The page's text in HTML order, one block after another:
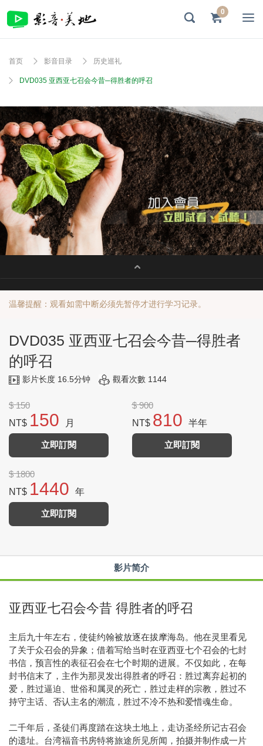
0
首页 影音目录 历史巡礼
DVD035 亚西亚七召会今昔─得胜者的呼召
温馨提醒：观看如需中断必须先暂停才进行学习记录。
DVD035 亚西亚七召会今昔─得胜者
的呼召
影片长度 16.5分钟 觀看次數 1144
$ 150
NT$ 150 月
立即訂閱
$ 900
NT$ 810 半年
立即訂閱
$ 1800
NT$ 1440 年
立即訂閱
影片简介
亚西亚七召会今昔 得胜者的呼召
主后九十年左右，使徒约翰被放逐在拔摩海岛。他在灵里看见
了关于众召会的异象；借着写给当时在亚西亚七个召会的七封
书信，预言性的表征召会在七个时期的进展。不仅如此，在每
封书信末了，主作为那灵发出得胜者的呼召：胜过离弃起初的
爱，胜过逼迫、世俗和属灵的死亡，胜过走样的宗教，胜过不
持守主话、否认主名的潮流，胜过不冷不热和爱惜魂生命。
二千年后，圣徒们再度踏在这块土地上，走访圣经所记古召会
的遗址。台湾福音书房特将旅途所见所闻，拍摄并制作成一片